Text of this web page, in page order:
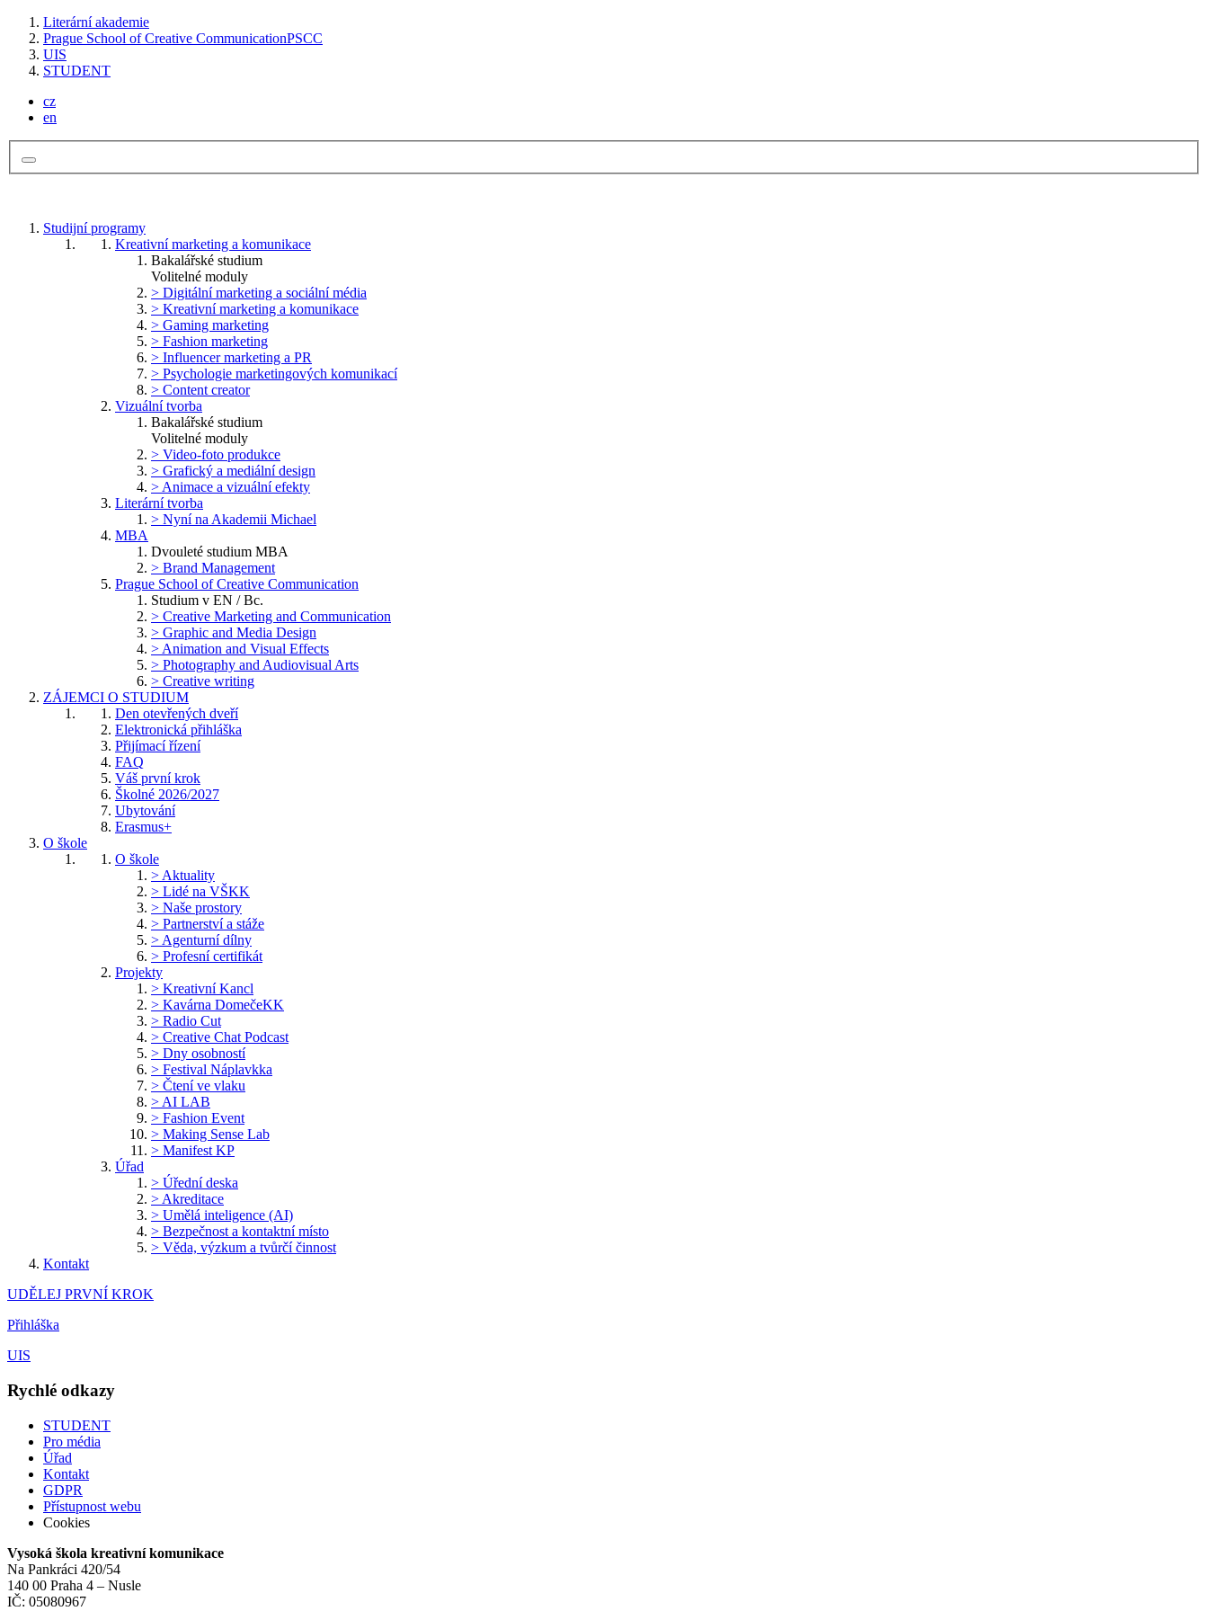
Literární akademie
Prague School of Creative CommunicationPSCC
UIS
STUDENT
cz
en
Studijní programy
Kreativní marketing a komunikace
Bakalářské studium
Volitelné moduly
> Digitální marketing a sociální média
> Kreativní marketing a komunikace
> Gaming marketing
> Fashion marketing
> Influencer marketing a PR
> Psychologie marketingových komunikací
> Content creator
Vizuální tvorba
Bakalářské studium
Volitelné moduly
> Video-foto produkce
> Grafický a mediální design
> Animace a vizuální efekty
Literární tvorba
> Nyní na Akademii Michael
MBA
Dvouleté studium MBA
> Brand Management
Prague School of Creative Communication
Studium v EN / Bc.
> Creative Marketing and Communication
> Graphic and Media Design
> Animation and Visual Effects
> Photography and Audiovisual Arts
> Creative writing
ZÁJEMCI O STUDIUM
Den otevřených dveří
Elektronická přihláška
Přijímací řízení
FAQ
Váš první krok
Školné 2026/2027
Ubytování
Erasmus+
O škole
O škole
> Aktuality
> Lidé na VŠKK
> Naše prostory
> Partnerství a stáže
> Agenturní dílny
> Profesní certifikát
Projekty
> Kreativní Kancl
> Kavárna DomečeKK
> Radio Cut
> Creative Chat Podcast
> Dny osobností
> Festival Náplavkka
> Čtení ve vlaku
> AI LAB
> Fashion Event
> Making Sense Lab
> Manifest KP
Úřad
> Úřední deska
> Akreditace
> Umělá inteligence (AI)
> Bezpečnost a kontaktní místo
> Věda, výzkum a tvůrčí činnost
Kontakt
UDĚLEJ PRVNÍ KROK
Přihláška
UIS
Rychlé odkazy
STUDENT
Pro média
Úřad
Kontakt
GDPR
Přístupnost webu
Cookies
Vysoká škola kreativní komunikace
Na Pankráci 420/54
140 00 Praha 4 – Nusle
IČ: 05080967